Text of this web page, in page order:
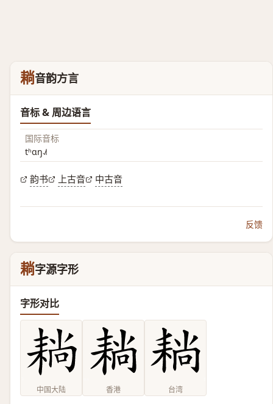
耥音韵方言
音标 & 周边语言
国际音标
tʰɑŋ˨˩˦
韵书 上古音 中古音
反馈
耥字源字形
字形对比
中国大陆 香港 台湾